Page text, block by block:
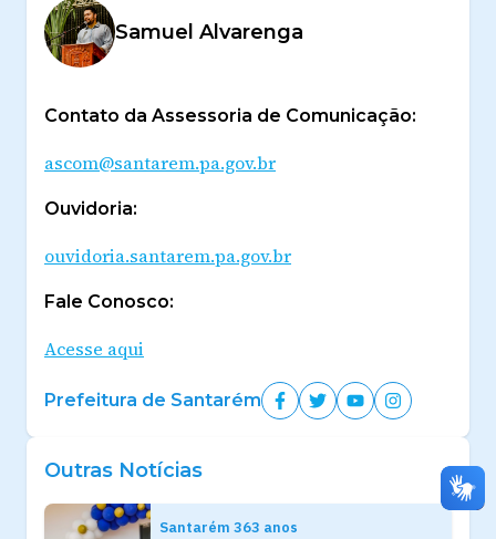
Samuel Alvarenga
Contato da Assessoria de Comunicação:
ascom@santarem.pa.gov.br
Ouvidoria:
ouvidoria.santarem.pa.gov.br
Fale Conosco:
Acesse aqui
Prefeitura de Santarém
Outras Notícias
Santarém 363 anos